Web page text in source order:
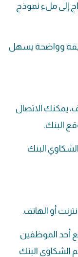
إلى ملء نموذج
وواضحة يسهل
يمكنك الاتصال
البنك.
البنك
أو الهاتف.
أحد الموظفين
الشكاوي البنك